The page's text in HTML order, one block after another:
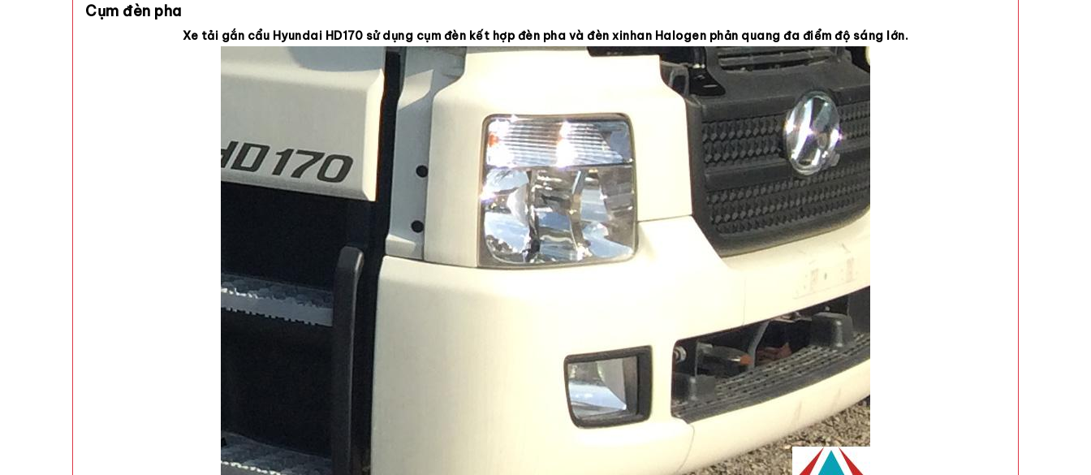
Cụm đèn pha
Xe tải gắn cẩu Hyundai HD170 sử dụng cụm đèn kết hợp đèn pha và đèn xinhan Halogen phản quang đa điểm độ sáng lớn.